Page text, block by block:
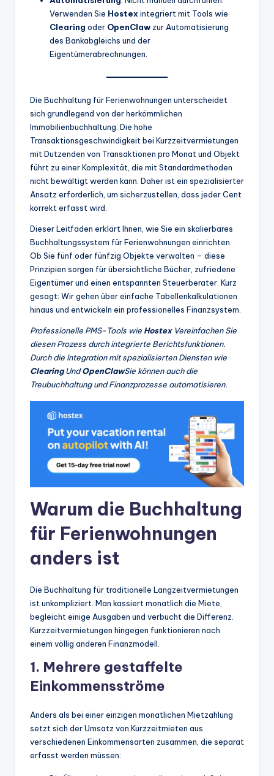
Verwenden Sie Hostex integriert mit Tools wie
Clearing oder OpenClaw zur Automatisierung
des Bankabgleichs und der
Eigentümerabrechnungen.
Die Buchhaltung für Ferienwohnungen unterscheidet
sich grundlegend von der herkömmlichen
Immobilienbuchhaltung. Die hohe
Transaktionsgeschwindigkeit bei Kurzzeitvermietungen
mit Dutzenden von Transaktionen pro Monat und Objekt
führt zu einer Komplexität, die mit Standardmethoden
nicht bewältigt werden kann. Daher ist ein spezialisierter
Ansatz erforderlich, um sicherzustellen, dass jeder Cent
korrekt erfasst wird.
Dieser Leitfaden erklärt Ihnen, wie Sie ein skalierbares
Buchhaltungssystem für Ferienwohnungen einrichten.
Ob Sie fünf oder fünfzig Objekte verwalten – diese
Prinzipien sorgen für übersichtliche Bücher, zufriedene
Eigentümer und einen entspannten Steuerberater. Kurz
gesagt: Wir gehen über einfache Tabellenkalkulationen
hinaus und entwickeln ein professionelles Finanzsystem.
Professionelle PMS-Tools wie HostexVereinfachen Sie
diesen Prozess durch integrierte Berichtsfunktionen.
Durch die Integration mit spezialisierten Diensten wie
ClearingUndOpenClawSie können auch die
Treubuchhaltung und Finanzprozesse automatisieren.
Warum die Buchhaltung
für Ferienwohnungen
anders ist
Die Buchhaltung für traditionelle Langzeitvermietungen
ist unkompliziert. Man kassiert monatlich die Miete,
begleicht einige Ausgaben und verbucht die Differenz.
Kurzzeitvermietungen hingegen funktionieren nach
einem völlig anderen Finanzmodell.
1. Mehrere gestaffelte
Einkommensströme
Anders als bei einer einzigen monatlichen Mietzahlung
setzt sich der Umsatz von Kurzzeitmieten aus
verschiedenen Einkommensarten zusammen, die separat
erfasst werden müssen: